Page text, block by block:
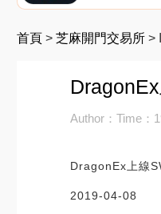
首頁 > 芝麻開門交易所 >
Author：Time：
DragonEx上線
2019-04-08